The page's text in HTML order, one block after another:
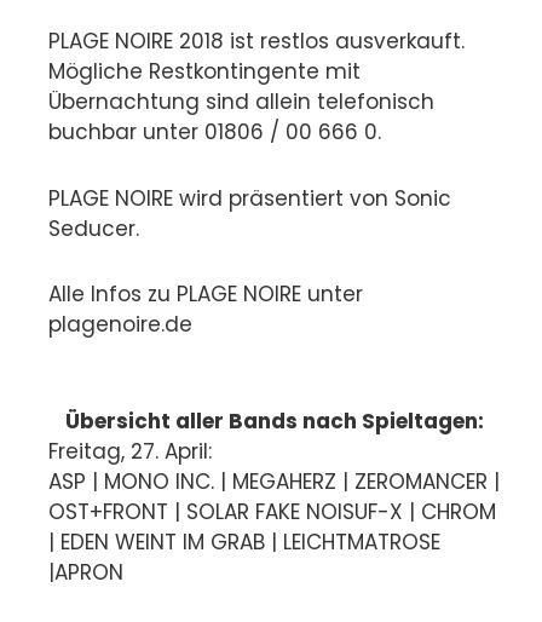
PLAGE NOIRE 2018 ist restlos ausverkauft.
Mögliche Restkontingente mit
Übernachtung sind allein telefonisch
buchbar unter 01806 / 00 666 0.
PLAGE NOIRE wird präsentiert von Sonic
Seducer.
Alle Infos zu PLAGE NOIRE unter
plagenoire.de
Übersicht aller Bands nach Spieltagen:
Freitag, 27. April:
ASP | MONO INC. | MEGAHERZ | ZEROMANCER |
OST+FRONT | SOLAR FAKE NOISUF-X | CHROM
| EDEN WEINT IM GRAB | LEICHTMATROSE
|APRON